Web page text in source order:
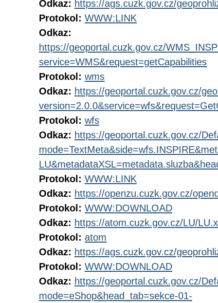
Odkaz: https://ags.cuzk.gov.cz/
Protokol: WWW:LINK
Odkaz:
https://geoportal.cuzk.gov.cz/
service=WMS&request=getCapabilities
Protokol: wms
Odkaz: https://geoportal.cuzk.gov.cz/
Protokol: wfs
Odkaz: https://geoportal.cuzk.gov.cz/
Protokol: WWW:LINK
Odkaz: https://openzu.cuzk.gov.cz/
Protokol: WWW:DOWNLOAD
Odkaz: https://atom.cuzk.gov.cz/LU/
Protokol: atom
Odkaz: https://ags.cuzk.gov.cz/
Protokol: WWW:DOWNLOAD
Odkaz: https://geoportal.cuzk.gov.cz/
mode=eShop&head_tab=sekce-01-